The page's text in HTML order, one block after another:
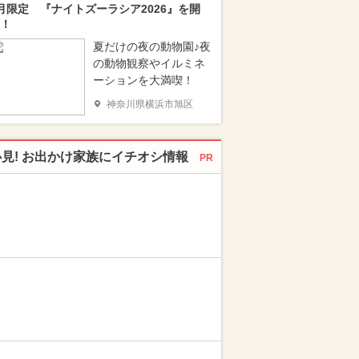
限定 『ナイトズーラシア2026』を開
夏だけの夜の動物園♪夜
の動物観察やイルミネ
ーションを大満喫！
神奈川県横浜市旭区
! お出かけ家族にイチオシ情報 PR